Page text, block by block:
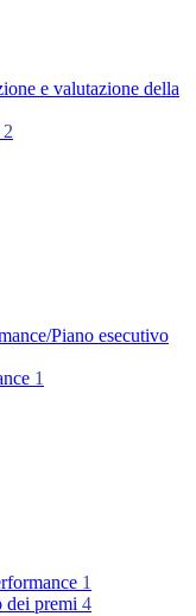
e valutazione della
2
Piano esecutivo
1
1
dei premi 4